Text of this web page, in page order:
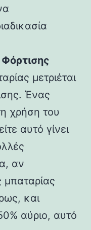
μετριέται
Ένας
χρήση του
αυτό γίνει
αν
και
αύριο, αυτό